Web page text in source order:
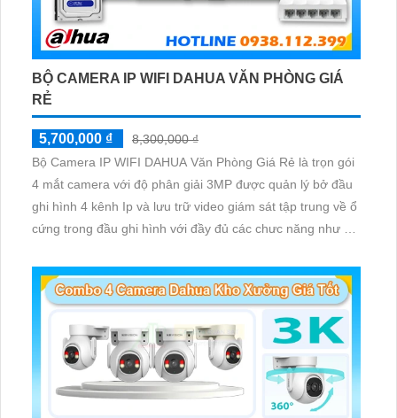
BỘ CAMERA IP WIFI DAHUA VĂN PHÒNG GIÁ
RẺ
5,700,000 ₫
8,300,000 ₫
Bộ Camera IP WIFI DAHUA Văn Phòng Giá Rẻ là trọn gói
4 mắt camera với độ phân giải 3MP được quản lý bở đầu
ghi hình 4 kênh Ip và lưu trữ video giám sát tập trung về ổ
cứng trong đầu ghi hình với đầy đủ các chưc năng như AI
giám sát có màu vào ban đêm